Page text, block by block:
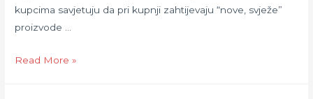
kupcima savjetuju da pri kupnji zahtijevaju “nove, svježe”
proizvode …
Znate
Read More »